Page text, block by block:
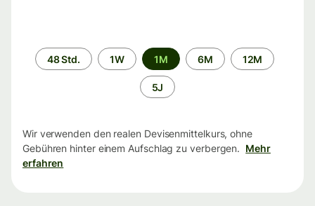
Zeitraum
48 Std. 1W 1M 6M 12M
5J
Wir verwenden den realen Devisenmittelkurs, ohne
Gebühren hinter einem Aufschlag zu verbergen. Mehr
erfahren